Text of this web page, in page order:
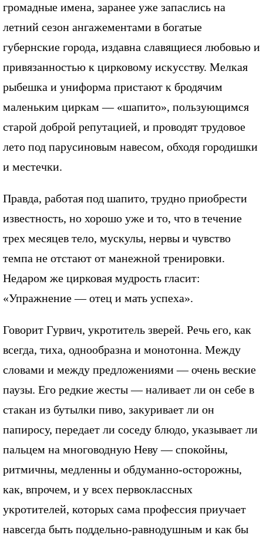
громадные имена, заранее уже запаслись на
летний сезон ангажементами в богатые
губернские города, издавна славящиеся любовью и
привязанностью к цирковому искусству. Мелкая
рыбешка и униформа пристают к бродячим
маленьким циркам — «шапито», пользующимся
старой доброй репутацией, и проводят трудовое
лето под парусиновым навесом, обходя городишки
и местечки.
Правда, работая под шапито, трудно приобрести
известность, но хорошо уже и то, что в течение
трех месяцев тело, мускулы, нервы и чувство
темпа не отстают от манежной тренировки.
Недаром же цирковая мудрость гласит:
«Упражнение — отец и мать успеха».
Говорит Гурвич, укротитель зверей. Речь его, как
всегда, тиха, однообразна и монотонна. Между
словами и между предложениями — очень веские
паузы. Его редкие жесты — наливает ли он себе в
стакан из бутылки пиво, закуривает ли он
папиросу, передает ли соседу блюдо, указывает ли
пальцем на многоводную Неву — спокойны,
ритмичны, медленны и обдуманно-осторожны,
как, впрочем, и у всех первоклассных
укротителей, которых сама профессия приучает
навсегда быть поддельно-равнодушным и как бы